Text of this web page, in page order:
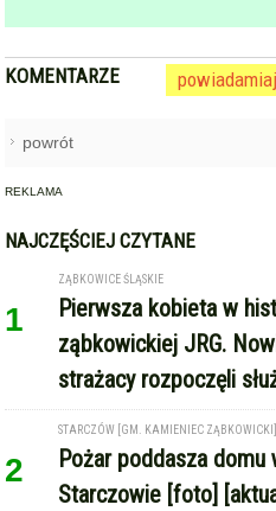
KOMENTARZE
powrót
REKLAMA
NAJCZĘŚCIEJ CZYTANE
1
ZĄBKOWICE ŚLĄSKIE
Pierwsza kobieta w
ząbkowickiej JRG.
strażacy rozpoczęli
2
STARCZÓW [GM. KAMIENIEC ZĄBKOWICKI]
Pożar poddasza domu
Starczowie [foto]